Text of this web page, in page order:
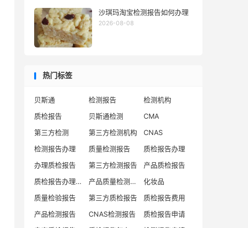
沙琪玛淘宝检测报告如何办理
2026-08-08
热门标签
贝斯通 检测报告
检测机构
质检报告
贝斯通检测
CMA
第三方检测
第三方检测机构
CNAS
检测报告办理
质量检测报告
质检报告办理
办理质检报告
第三方检测报告
产品质检报告
质检报告办理流程
产品质量检测报告
化妆品
质量检验报告
第三方质检报告
质检报告费用
产品检测报告
CNAS检测报告
质检报告申请